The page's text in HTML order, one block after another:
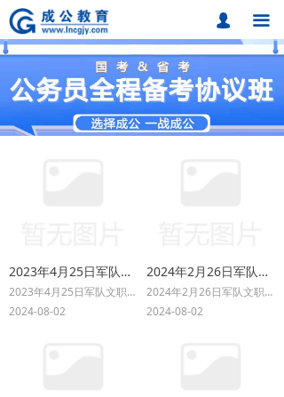
끀
首页
课程中心
题库中心
网校课程
招考动态
넙
2023年4月25日军队文职面试题
2023年4月25日军队文职面试题
2024-08-02
2024年2月26日军队文职空军某单位助理工程助教员岗位面试题
2024年2月26日军队文职空军某单位助理工程助教员岗位面试题
2024-08-02